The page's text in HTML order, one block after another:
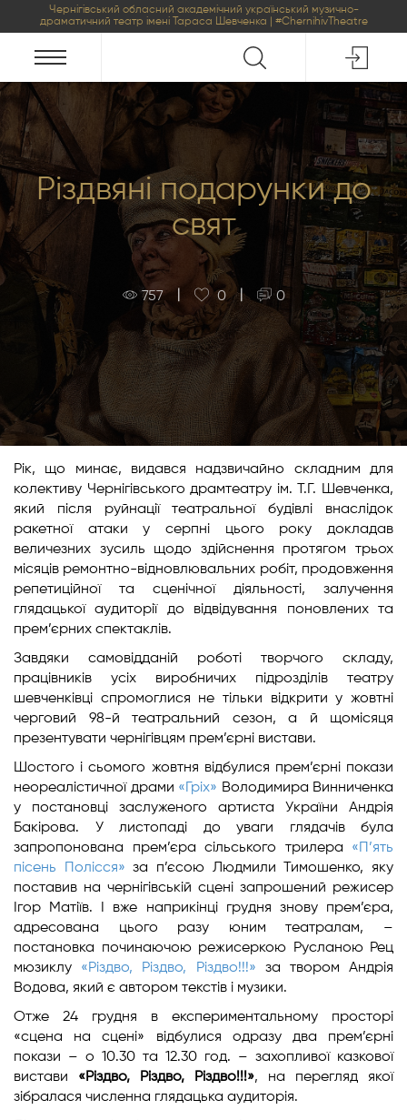
Чернігівський обласний академічний український музично-
драматичний театр імені Тараса Шевченка | #ChernihivTheatre
Різдвяні подарунки до
свят
757 0 | 0
Рік, що минає, видався надзвичайно складним для
колективу Чернігівського драмтеатру ім. Т.Г. Шевченка,
який після руйнації театральної будівлі внаслідок
ракетної атаки у серпні цього року докладав
величезних зусиль щодо здійснення протягом трьох
місяців ремонтно-відновлювальних робіт, продовження
репетиційної та сценічної діяльності, залучення
глядацької аудиторії до відвідування поновлених та
прем’єрних спектаклів.
Завдяки самовідданій роботі творчого складу,
працівників усіх виробничих підрозділів театру
шевченківці спромоглися не тільки відкрити у жовтні
черговий 98-й театральний сезон, а й щомісяця
презентувати чернігівцям прем’єрні вистави.
Шостого і сьомого жовтня відбулися прем’єрні покази
неореалістичної драми «Гріх» Володимира Винниченка
у постановці заслуженого артиста України Андрія
Бакірова. У листопаді до уваги глядачів була
запропонована прем’єра сільського трилера «П’ять
пісень Полісся» за п’єсою Людмили Тимошенко, яку
поставив на чернігівській сцені запрошений режисер
Ігор Матіїв. І вже наприкінці грудня знову прем’єра,
адресована цього разу юним театралам, –
постановка починаючою режисеркою Русланою Рец
мюзиклу «Різдво, Різдво, Різдво!!!» за твором Андрія
Водова, який є автором текстів і музики.
Отже 24 грудня в експериментальному просторі
«сцена на сцені» відбулися одразу два прем’єрні
покази – о 10.30 та 12.30 год. – захопливої казкової
вистави «Різдво, Різдво, Різдво!!!», на перегляд якої
зібралася численна глядацька аудиторія.